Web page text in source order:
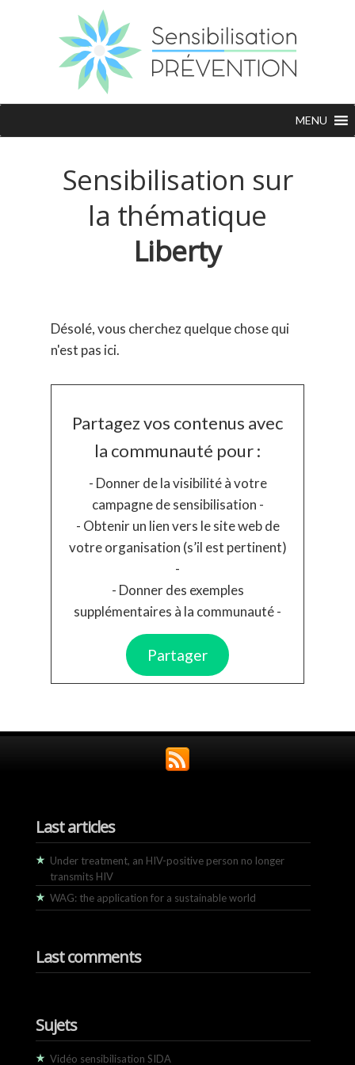
MENU
Sensibilisation sur
la thématique
Liberty
Désolé, vous cherchez quelque chose qui
n'est pas ici.
Partagez vos contenus avec
la communauté pour :
- Donner de la visibilité à votre
campagne de sensibilisation -
- Obtenir un lien vers le site web de
votre organisation (s’il est pertinent)
-
- Donner des exemples
supplémentaires à la communauté -
Partager
Last articles
Under treatment, an HIV-positive person no longer
transmits HIV
WAG: the application for a sustainable world
Last comments
Sujets
Vidéo sensibilisation SIDA